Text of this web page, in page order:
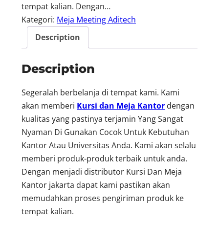
tempat kalian. Dengan…
Kategori: Meja Meeting Aditech
Description
Description
Segeralah berbelanja di tempat kami. Kami
akan memberi Kursi dan Meja Kantor dengan
kualitas yang pastinya terjamin Yang Sangat
Nyaman Di Gunakan Cocok Untuk Kebutuhan
Kantor Atau Universitas Anda. Kami akan selalu
memberi produk-produk terbaik untuk anda.
Dengan menjadi distributor Kursi Dan Meja
Kantor jakarta dapat kami pastikan akan
memudahkan proses pengiriman produk ke
tempat kalian.